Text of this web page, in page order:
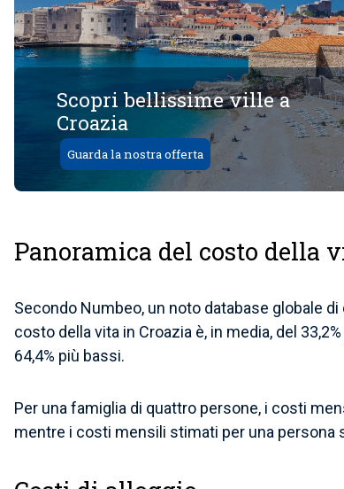
Scopri bellissime ville a
Croazia
Guarda la nostra offerta
Panoramica del costo della
Secondo Numbeo, un noto database globale
costo della vita in Croazia è, in media, del
64,4% più bassi.
Per una famiglia di quattro persone, i costi
mentre i costi mensili stimati per una persona